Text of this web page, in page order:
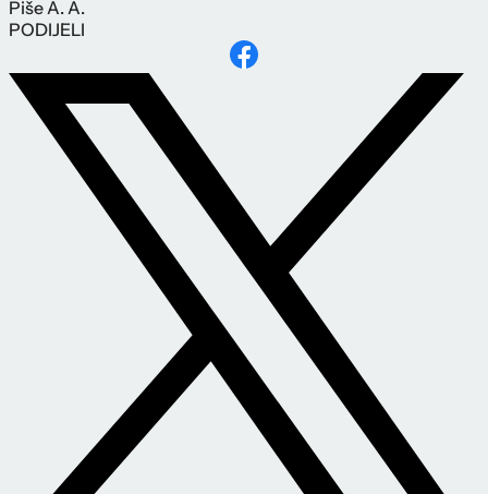
PišeA. A.
PODIJELI